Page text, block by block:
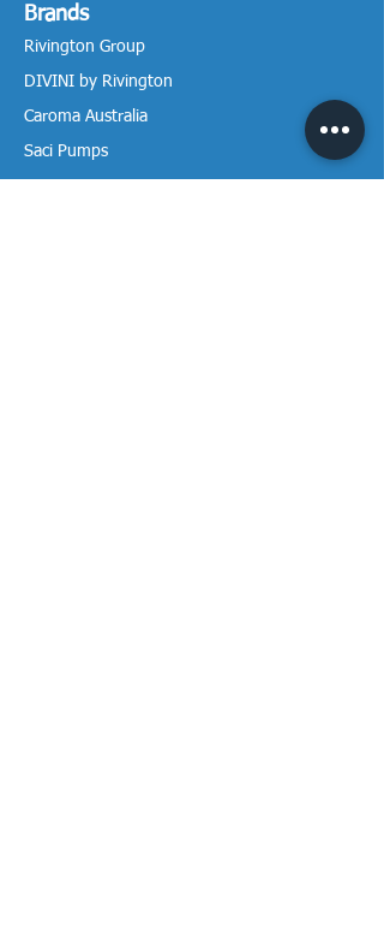
Brands
Rivington Group
DIVINI by Rivington
Caroma Australia
Saci Pumps